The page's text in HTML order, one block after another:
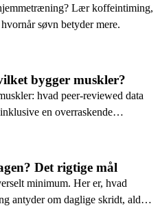
Lær koffeintiming,
søvn betyder mere.
bygger muskler?
hvad peer-reviewed data
en overraskende
Det rigtige mål
minimum. Her er, hvad
antyder om daglige skridt, alder